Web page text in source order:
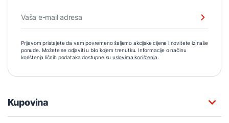
Prijavom pristajete da vam povremeno šaljemo akcijske cijene i novitete iz naše
ponude. Možete se odjaviti u bilo kojem trenutku. Informacije o načinu
korištenja ličnih podataka dostupne su uslovima korištenja.
Kupovina